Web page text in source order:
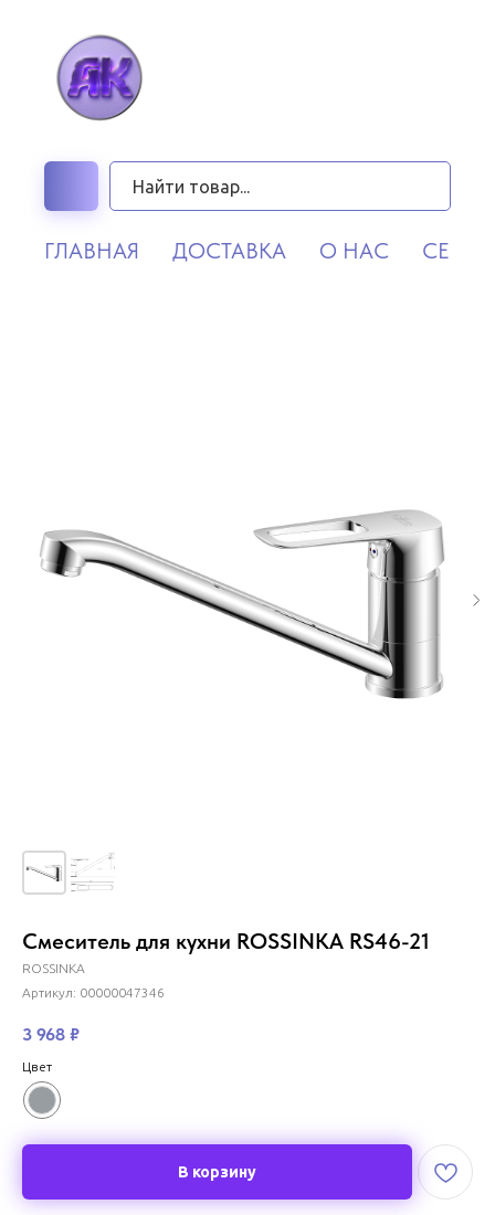
ГЛАВНАЯ ДОСТАВКА О НАС
Смеситель для кухни ROSSINKA RS46-21
ROSSINKA
Артикул: 00000047346
3 968 ₽
Цвет
В корзину